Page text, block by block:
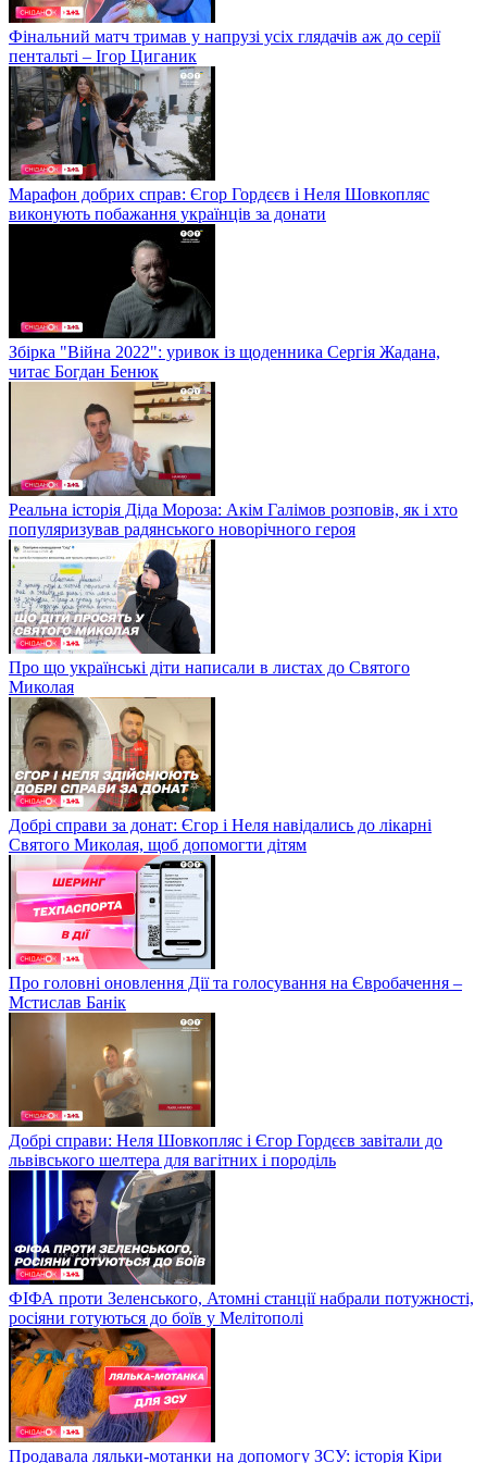
Фінальний матч тримав у напрузі усіх глядачів аж до серії
пентальті – Ігор Циганик
Марафон добрих справ: Єгор Гордєєв і Неля Шовкопляс
виконують побажання українців за донати
Збірка "Війна 2022": уривок із щоденника Сергія Жадана,
читає Богдан Бенюк
Реальна історія Діда Мороза: Акім Галімов розповів, як і хто
популяризував радянського новорічного героя
Про що українські діти написали в листах до Святого
Миколая
Добрі справи за донат: Єгор і Неля навідались до лікарні
Святого Миколая, щоб допомогти дітям
Про головні оновлення Дії та голосування на Євробачення –
Мстислав Банік
Добрі справи: Неля Шовкопляс і Єгор Гордєєв завітали до
львівського шелтера для вагітних і породіль
ФІФА проти Зеленського, Атомні станції набрали потужності,
росіяни готуються до боїв у Мелітополі
Продавала ляльки-мотанки на допомогу ЗСУ: історія Кіри